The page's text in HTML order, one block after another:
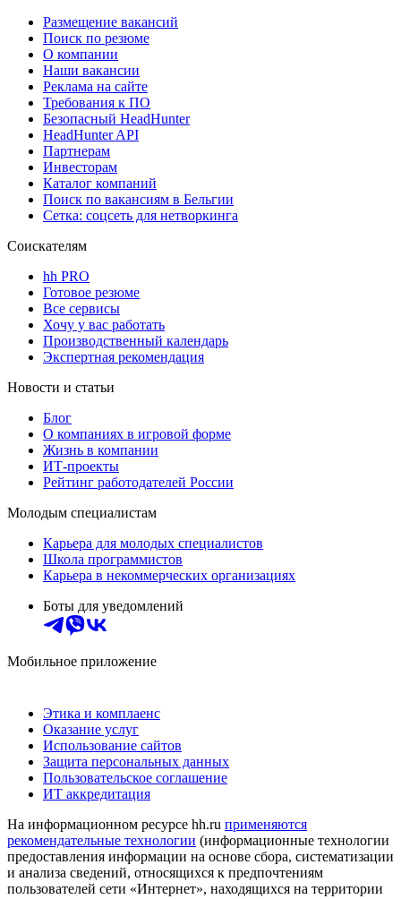
Размещение вакансий
Поиск по резюме
О компании
Наши вакансии
Реклама на сайте
Требования к ПО
Безопасный HeadHunter
HeadHunter API
Партнерам
Инвесторам
Каталог компаний
Поиск по вакансиям в Бельгии
Сетка: соцсеть для нетворкинга
Соискателям
hh PRO
Готовое резюме
Все сервисы
Хочу у вас работать
Производственный календарь
Экспертная рекомендация
Новости и статьи
Блог
О компаниях в игровой форме
Жизнь в компании
ИТ-проекты
Рейтинг работодателей России
Молодым специалистам
Карьера для молодых специалистов
Школа программистов
Карьера в некоммерческих организациях
Боты для уведомлений
Мобильное приложение
Этика и комплаенс
Оказание услуг
Использование сайтов
Защита персональных данных
Пользовательское соглашение
ИТ аккредитация
На информационном ресурсе hh.ru применяются
рекомендательные технологии (информационные технологии
предоставления информации на основе сбора, систематизации
и анализа сведений, относящихся к предпочтениям
пользователей сети «Интернет», находящихся на территории